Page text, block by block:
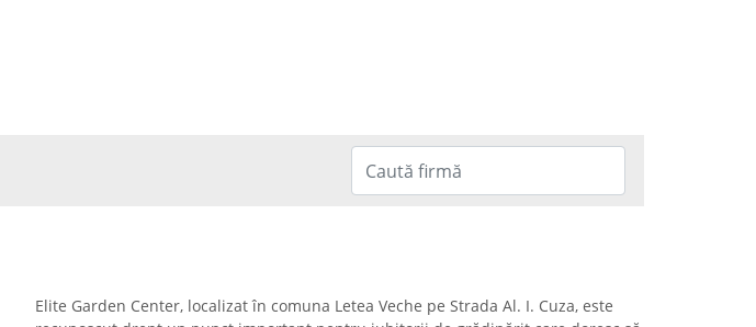
Elite Garden Center, localizat în comuna Letea Veche pe Strada Al. I. Cuza, este